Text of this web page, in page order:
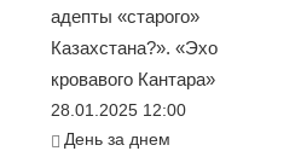
адепты «старого»
Казахстана?». «Эхо
кровавого Кантара»
28.01.2025 12:00
День за днем